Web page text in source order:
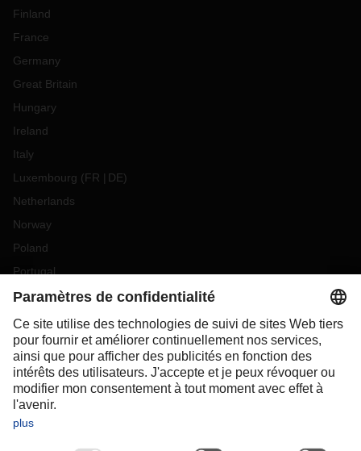
Finland
France
Germany
Great Britain
Hungary
Ireland
Italy
Luxembourg (FR DE)
Netherlands
Norway
Poland
Portugal
Romania
Slovakia
Spain
Sweden
Switzerland(DE FR)
Turkey